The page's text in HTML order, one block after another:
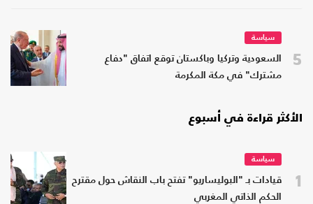
5
سياسة
السعودية وتركيا وباكستان توقع اتفاق "دفاع
مشترك" في مكة المكرمة
الأكثر قراءة في أسبوع
1
سياسة
قيادات بـ "البوليساريو" تفتح باب النقاش حول مقترح
الحكم الذاتي المغربي